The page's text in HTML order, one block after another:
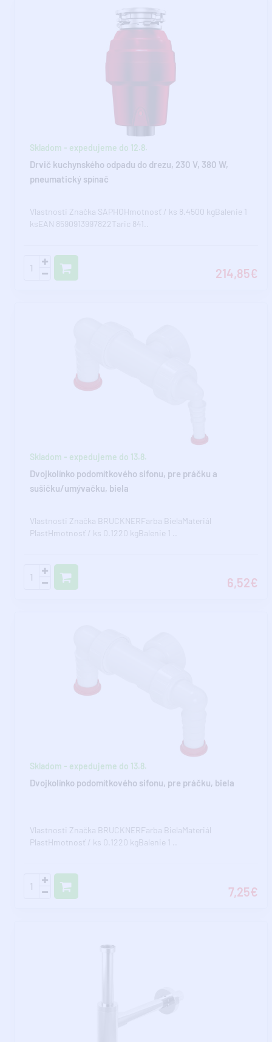
Skladom - expedujeme do 12.8.
Drvič kuchynského odpadu do drezu, 230 V, 380 W,
pneumatický spínač
Vlastnosti Značka SAPHOHmotnosť / ks 8.4500 kgBalenie 1
ksEAN 8590913997822Taric 841..
214,85€
Skladom - expedujeme do 13.8.
Dvojkolínko podomítkového sifonu, pre práčku a
sušičku/umývačku, biela
Vlastnosti Značka BRUCKNERFarba BielaMateriál
PlastHmotnosť / ks 0.1220 kgBalenie 1 ..
6,52€
Skladom - expedujeme do 13.8.
Dvojkolínko podomítkového sifonu, pre práčku, biela
Vlastnosti Značka BRUCKNERFarba BielaMateriál
PlastHmotnosť / ks 0.1220 kgBalenie 1 ..
7,25€